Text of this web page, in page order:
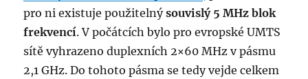
pro ni existuje použitelnýsouvislý 5 MHz blok
frekvencí. V počátcích bylo pro evropské UMTS
sítě vyhrazeno duplexních 2×60 MHz v pásmu
2,1 GHz. Do tohoto pásma se tedy vejde celkem